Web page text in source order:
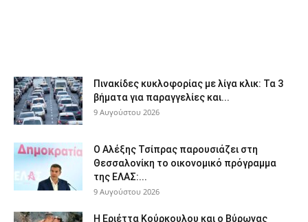
Πινακίδες κυκλοφορίας με λίγα κλικ: Τα 3
βήματα για παραγγελίες και...
9 Αυγούστου 2026
Ο Αλέξης Τσίπρας παρουσιάζει στη
Θεσσαλονίκη το οικονομικό πρόγραμμα
της ΕΛΑΣ:...
9 Αυγούστου 2026
Η Εριέττα Κούρκουλου και ο Βύρωνας